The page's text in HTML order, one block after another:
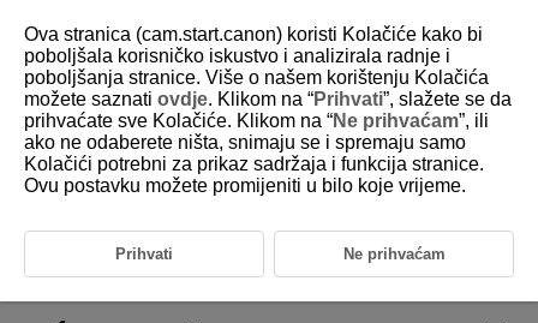
D180-189
Resetiranje komunikacijskih
postavki
Moguće je izbrisati sve postavke bežične komunikacije. Brisanjem
postavki bežične komunikacije možete spriječiti pregled njihovih
Ova stranica (cam.start.canon) koristi Kolačiće kako bi
poboljšala korisničko iskustvo i analizirala radnje i
poboljšanja stranice. Više o našem korištenju Kolačića
možete saznati ovdje. Klikom na “Prihvati”, slažete se da
prihvaćate sve Kolačiće. Klikom na “Ne prihvaćam”, ili
ako ne odaberete ništa, snimaju se i spremaju samo
Kolačići potrebni za prikaz sadržaja i funkcija stranice.
Ovu postavku možete promijeniti u bilo koje vrijeme.
Prihvati Ne prihvaćam